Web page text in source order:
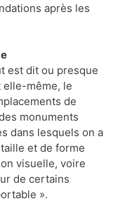
après les
est dit ou presque
elle-même, le
de
monuments
dans lesquels on a
et de forme
visuelle, voire
de certains
».